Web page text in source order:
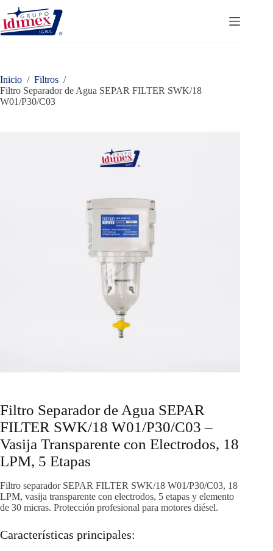
Saltar
contenido
Inicio / Filtros /
Filtro Separador de Agua SEPAR FILTER SWK/18
W01/P30/C03
Filtro Separador de Agua SEPAR
FILTER SWK/18 W01/P30/C03 –
Vasija Transparente con Electrodos, 18
LPM, 5 Etapas
Filtro separador SEPAR FILTER SWK/18 W01/P30/C03, 18
LPM, vasija transparente con electrodos, 5 etapas y elemento
de 30 micras. Protección profesional para motores diésel.
Características principales: